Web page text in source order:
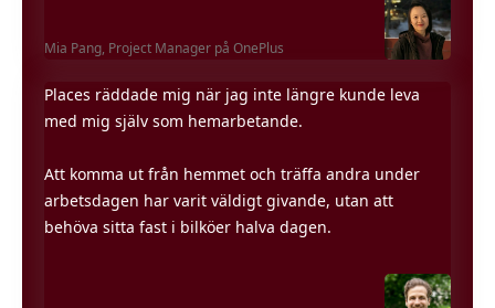
Mia Pang, Project Manager på OnePlus
Places räddade mig när jag inte längre kunde leva
med mig själv som hemarbetande.
Att komma ut från hemmet och träffa andra under
arbetsdagen har varit väldigt givande, utan att
behöva sitta fast i bilköer halva dagen.